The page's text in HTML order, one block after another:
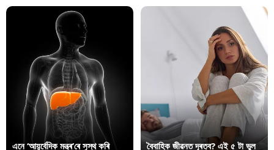
এনে ‘আয়ুৰ্বেদিক মন্ত্ৰ’ৰে সুস্থ কৰি
বৈবাহিক জীৱনত দূৰত্ব? এই ৫ টা ভুল